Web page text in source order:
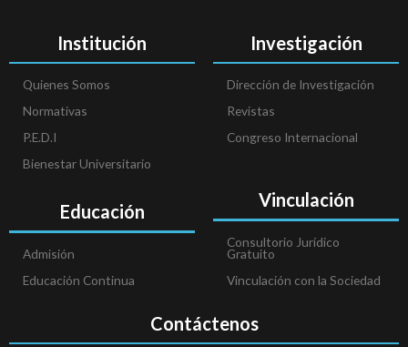
Institución
Quienes Somos
Normativas
P.E.D.I
Bienestar Universitario
Educación
Admisión
Educación Continua
Investigación
Dirección de Investigación
Revistas
Congreso Internacional
Vinculación
Consultorio Jurídico
Gratuito
Vinculación con la Sociedad
Contáctenos